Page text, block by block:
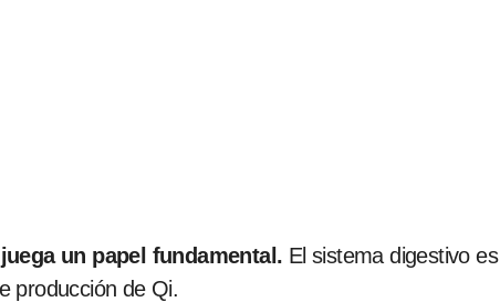
un papel fundamental. El sistema digestivo es
producción de Qi.